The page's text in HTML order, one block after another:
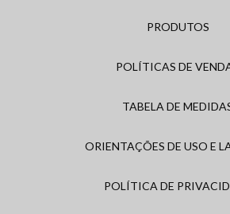
PRODUTOS
POLÍTICAS DE
TABELA DE
ORIENTAÇÕES DE USO E
POLÍTICA DE